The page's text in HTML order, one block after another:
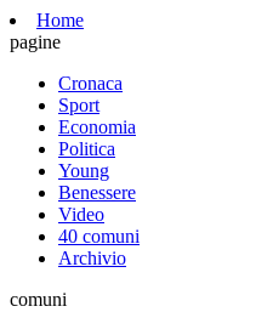
Home
pagine
Cronaca
Sport
Economia
Politica
Young
Benessere
Video
40 comuni
Archivio
comuni